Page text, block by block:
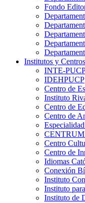
Fondo
Institutos y Centros
INTE-
IDEHPUCP
Centro de
Instituto
Centro de
Centro de
CENTRUM
Centro
Centro de
Idiomas
Conexión
Instituto
Instituto
Instituto de